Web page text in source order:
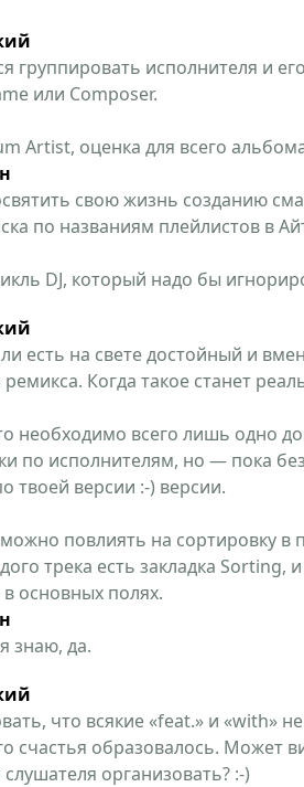
группировать исполнителя и
или Composer.
Artist, оценка для всего
свою жизнь созданию
по названиям плейлистов в
DJ, который надо бы
ли есть на свете достойный и
Когда такое станет
необходимо всего лишь одно
по исполнителям, но — пока
твоей версии :-) версии.
можно повлиять на сортировку в
трека есть закладка Sorting,
основных полях.
знаю, да.
что всякие «feat.» и «with»
счастья образовалось. Может
организовать? :-)